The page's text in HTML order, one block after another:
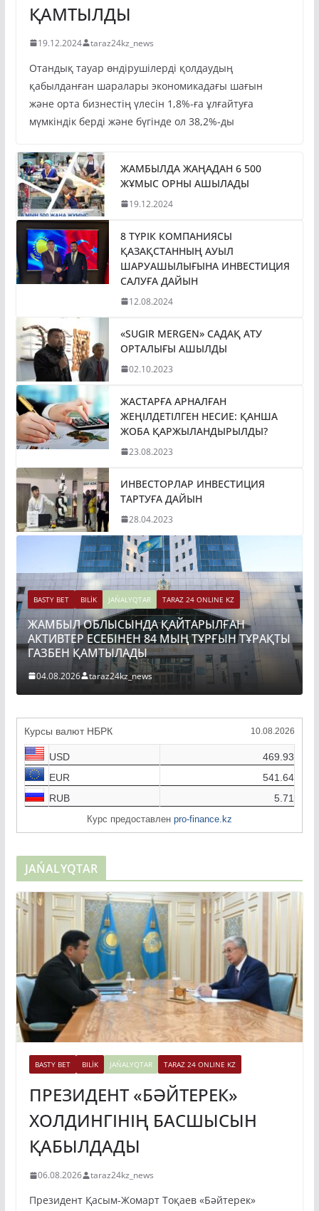
ҚАМТЫЛДЫ
19.12.2024 taraz24kz_news
Отандық тауар өндірушілерді қолдаудың
қабылданған шаралары экономикадағы шағын
және орта бизнестің үлесін 1,8%-ға ұлғайтуға
мүмкіндік берді және бүгінде ол 38,2%-ды
ЖАМБЫЛДА ЖАҢАДАН 6 500
ЖҰМЫС ОРНЫ АШЫЛАДЫ
19.12.2024
8 ТҮРІК КОМПАНИЯСЫ
ҚАЗАҚСТАННЫҢ АУЫЛ
ШАРУАШЫЛЫҒЫНА ИНВЕСТИЦИЯ
САЛУҒА ДАЙЫН
12.08.2024
«SUGIR MERGEN» САДАҚ АТУ
ОРТАЛЫҒЫ АШЫЛДЫ
02.10.2023
ЖАСТАРҒА АРНАЛҒАН
ЖЕҢІЛДЕТІЛГЕН НЕСИЕ: ҚАНША
ЖОБА ҚАРЖЫЛАНДЫРЫЛДЫ?
23.08.2023
ИНВЕСТОРЛАР ИНВЕСТИЦИЯ
ТАРТУҒА ДАЙЫН
28.04.2023
BASTY BET BILİK JAŃALYQTAR TARAZ 24 ONLINE KZ
ЖАМБЫЛ ОБЛЫСЫНДА ҚАЙТАРЫЛҒАН
АКТИВТЕР ЕСЕБІНЕН 84 МЫҢ ТҰРҒЫН ТҰРАҚТЫ
ГАЗБЕН ҚАМТЫЛАДЫ
04.08.2026 taraz24kz_news
Курсы валют НБРК 10.08.2026
USD
469.93
EUR
541.64
RUB
5.71
Курс предоставлен pro-finance.kz
JAŃALYQTAR
BASTY BET BILİK JAŃALYQTAR TARAZ 24 ONLINE KZ
ПРЕЗИДЕНТ «БӘЙТЕРЕК»
ХОЛДИНГІНІҢ БАСШЫСЫН
ҚАБЫЛДАДЫ
06.08.2026 taraz24kz_news
Президент Қасым-Жомарт Тоқаев «Бәйтерек»